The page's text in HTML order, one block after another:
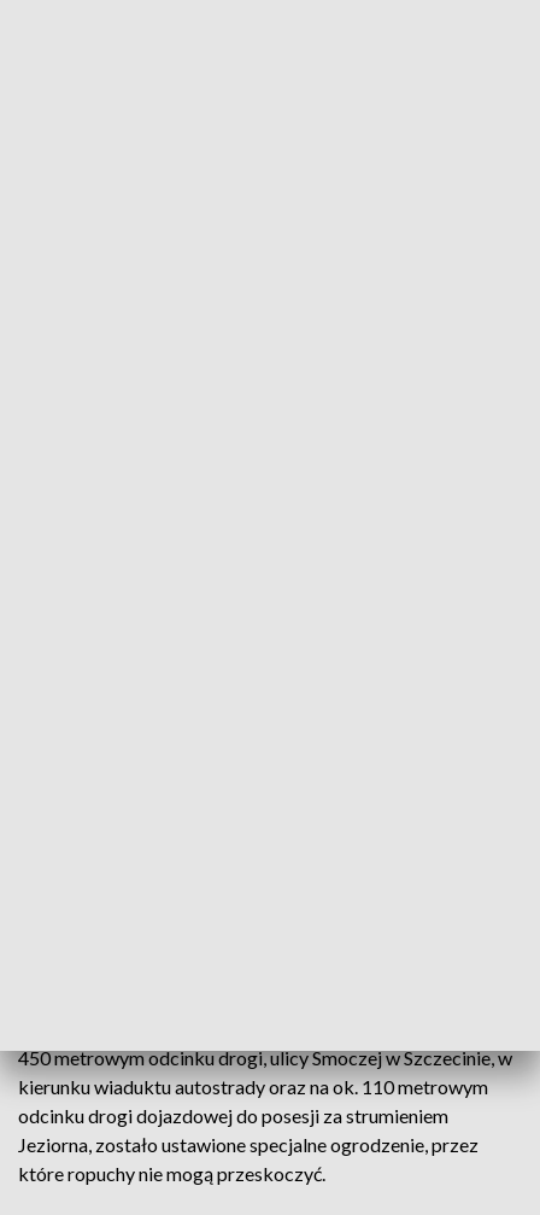
450 metrowym odcinku drogi, ulicy Smoczej w Szczecinie, w
kierunku wiaduktu autostrady oraz na ok. 110 metrowym
odcinku drogi dojazdowej do posesji za strumieniem
Jeziorna, zostało ustawione specjalne ogrodzenie, przez
które ropuchy nie mogą przeskoczyć.